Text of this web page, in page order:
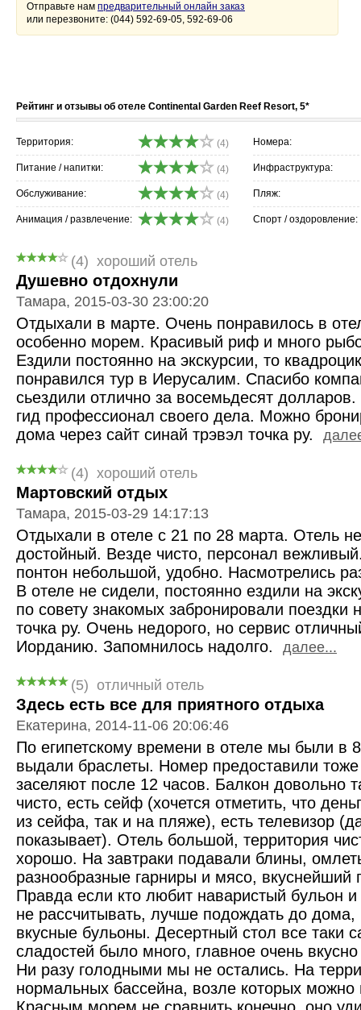
Отправьте нам предварительный онлайн заказ
или перезвоните: (044) 592-69-05, 592-69-06
Рейтинг и отзывы об отеле Continental Garden Reef Resort, 5*
Территория: (4) Номера:
Питание / напитки: (4) Инфраструктура:
Обслуживание: (4) Пляж:
Анимация / развлечение: (4) Спорт / оздоровление:
(4) хороший отель
Душевно отдохнули
Тамара, 2015-03-30 23:00:20
Отдыхали в марте. Очень понравилось в
особенно морем. Красивый риф и много
Ездили постоянно на экскурсии, то
понравился тур в Иерусалим. Спасибо
сьездили отлично за восемьдесят
гид профессионал своего дела. Можно
дома через сайт синай трэвэл точка ру.
(4) хороший отель
Мартовский отдых
Тамара, 2015-03-29 14:17:13
Отдыхали в отеле с 21 по 28 марта. Отель
достойный. Везде чисто, персонал
понтон небольшой, удобно. Насмотрелись
В отеле не сидели, постоянно ездили на
по совету знакомых забронировали поездки
точка ру. Очень недорого, но сервис
Иорданию. Запомнилось надолго. далее...
(5) отличный отель
Здесь есть все для приятного отдыха
Екатерина, 2014-11-06 20:06:46
По египетскому времени в отеле мы были в
выдали браслеты. Номер предоставили
заселяют после 12 часов. Балкон довольно
чисто, есть сейф (хочется отметить, что
из сейфа, так и на пляже), есть телевизор
показывает). Отель большой, территория
хорошо. На завтраки подавали блины,
разнообразные гарниры и мясо, вкуснейший
Правда если кто любит наваристый бульон
не рассчитывать, лучше подождать до дома,
вкусные бульоны. Десертный стол все таки
сладостей было много, главное очень
Ни разу голодными мы не остались. На
нормальных бассейна, возле которых